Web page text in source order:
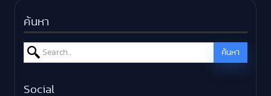
ค้นหา
Search for: ค้นหา
Social